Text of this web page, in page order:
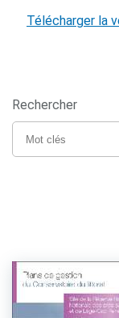
Télécharger la
Rechercher